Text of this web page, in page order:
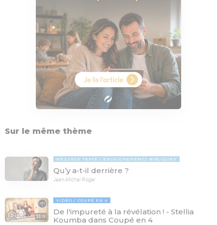
Sur le même thème
MESSAGE TEXTE ENSEIGNEMENTS BIBLIQUES
Qu’y a-t-il derrière ?
Jean-Michel Roger
33:19
VIDÉO COUPÉ EN 4
De l'impureté à la révélation ! - Stellia
Koumba dans Coupé en 4